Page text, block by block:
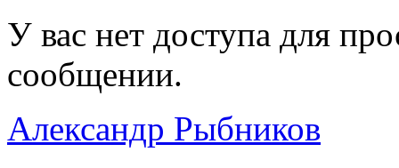
У вас нет доступа для
сообщении.
Александр Рыбников